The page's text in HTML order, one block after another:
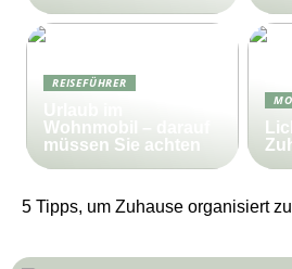
REISEFÜHRER
Wohnmobil – darauf
müssen Sie achten
5 Tipps, um Zuhause organisiert